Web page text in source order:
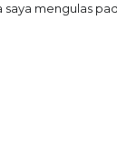
mengulas